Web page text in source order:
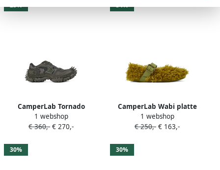
25%
CamperLab Tornado
sneakers met studs Groen
1 webshop
€ 360,- € 270,-
34%
CamperLab Wabi platte
pumps met gesp Groen
1 webshop
€ 250,- € 163,-
30% 30%